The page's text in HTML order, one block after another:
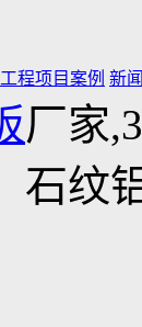
工程项目案例 新
厂家
石纹